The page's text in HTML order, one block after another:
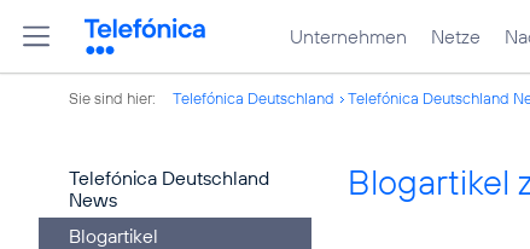
Unternehmen Netze
Sie sind hier: Telefónica Deutschland Telefónica Deutschland
Telefónica Deutschland
News
Blogartikel
Blogartikel